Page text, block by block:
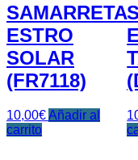
SAMARRETA
ESTRO
SOLAR
(FR7118)
10,00€Añadir al
carrito